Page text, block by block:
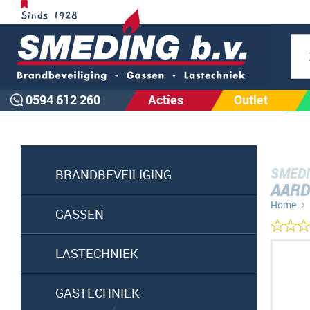
0594 612 260 Acties Outlet
BRANDBEVEILIGING
GASSEN
LASTECHNIEK
GASTECHNIEK
Home
Ga